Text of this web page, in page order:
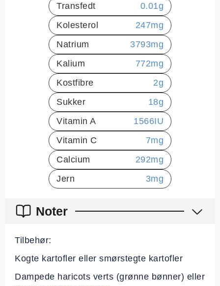
Transfedt
0.01g
Kolesterol
247mg
Natrium
3793mg
Kalium
772mg
Kostfibre
2g
Sukker
18g
Vitamin A
1566IU
Vitamin C
7mg
Calcium
292mg
Jern
3mg
Noter
Tilbehør:
Kogte kartofler eller smørstegte kartofler
Dampede haricots verts (grønne bønner) eller